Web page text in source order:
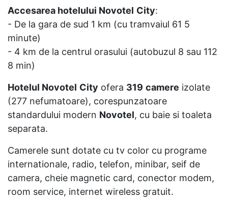
Accesarea hotelului Novotel City:
- De la gara de sud 1 km (cu tramvaiul 61 5
minute)
- 4 km de la centrul orasului (autobuzul 8 sau 112
8 min)
Hotelul Novotel City ofera 319 camere izolate
(277 nefumatoare), corespunzatoare
standardului modern Novotel, cu baie si toaleta
separata.
Camerele sunt dotate cu tv color cu programe
internationale, radio, telefon, minibar, seif de
camera, cheie magnetic card, conector modem,
room service, internet wireless gratuit.